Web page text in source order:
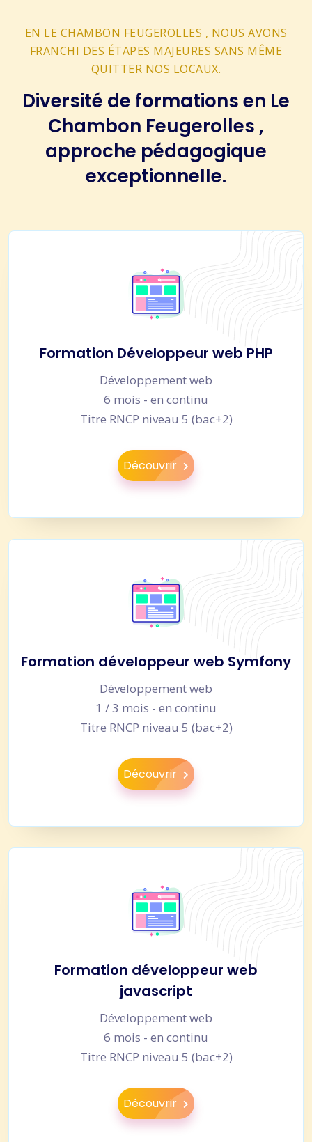
EN LE CHAMBON FEUGEROLLES , NOUS AVONS
FRANCHI DES ÉTAPES MAJEURES SANS MÊME
QUITTER NOS LOCAUX.
Diversité de formations en Le
Chambon Feugerolles ,
approche pédagogique
exceptionnelle.
Formation Développeur web PHP
Développement web
6 mois - en continu
Titre RNCP niveau 5 (bac+2)
Découvrir
Formation développeur web Symfony
Développement web
1 / 3 mois - en continu
Titre RNCP niveau 5 (bac+2)
Découvrir
Formation développeur web
javascript
Développement web
6 mois - en continu
Titre RNCP niveau 5 (bac+2)
Découvrir